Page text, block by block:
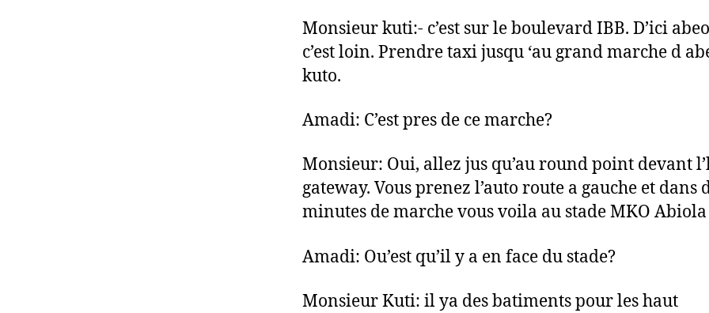
Monsieur kuti:- c’est sur le boulevard IBB. D’ici
c’est loin. Prendre taxi jusqu ‘au grand marche d
kuto.
Amadi: C’est pres de ce marche?
Monsieur: Oui, allez jus qu’au round point devant
gateway. Vous prenez l’auto route a gauche et dans
minutes de marche vous voila au stade MKO Abiola
Amadi: Ou’est qu’il y a en face du stade?
Monsieur Kuti: il ya des batiments pour les haut